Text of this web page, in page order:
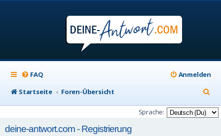
FAQ
Anmelden
Startseite
Foren-Übersicht
u
c
Sprache:
deine-antwort.com - Registrierung